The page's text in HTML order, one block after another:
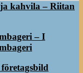
kahvila – Riitan
– I